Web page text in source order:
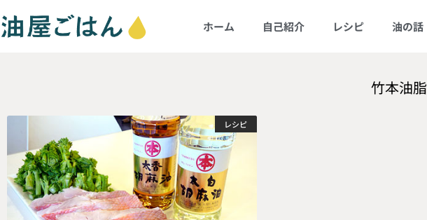
ホーム 自己紹介 レシピ 油の話
竹本油脂
レシピ